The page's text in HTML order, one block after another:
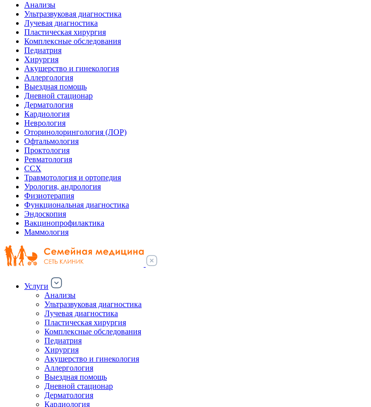
Анализы
Ультразвуковая диагностика
Лучевая диагностика
Пластическая хирургия
Комплексные обследования
Педиатрия
Хирургия
Акушерство и гинекология
Аллергология
Выездная помощь
Дневной стационар
Дерматология
Кардиология
Неврология
Оторинолорингология (ЛОР)
Офтальмология
Проктология
Ревматология
ССХ
Травмотология и ортопедия
Урология, андрология
Физиотерапия
Функциональная диагностика
Эндоскопия
Вакцинопрофилактика
Маммология
Услуги
Анализы
Ультразвуковая диагностика
Лучевая диагностика
Пластическая хирургия
Комплексные обследования
Педиатрия
Хирургия
Акушерство и гинекология
Аллергология
Выездная помощь
Дневной стационар
Дерматология
Кардиология